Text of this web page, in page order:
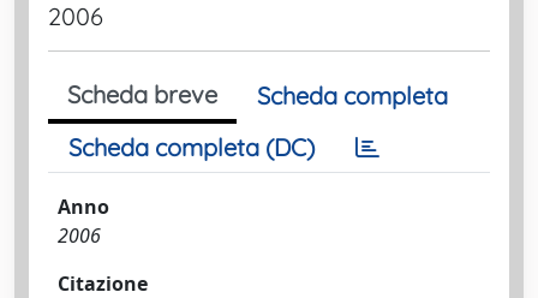
2006
Scheda breve
Scheda completa
Scheda completa (DC)
Anno
2006
Citazione